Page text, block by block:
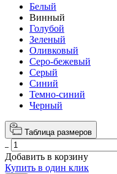
Белый
Винный
Голубой
Зеленый
Оливковый
Серо-бежевый
Серый
Синий
Темно-синий
Черный
Таблица размеров
Добавить в корзину
Купить в один клик